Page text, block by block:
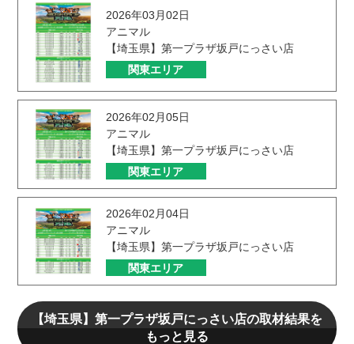
2026年03月02日
アニマル
【埼玉県】第一プラザ坂戸にっさい店
関東エリア
2026年02月05日
アニマル
【埼玉県】第一プラザ坂戸にっさい店
関東エリア
2026年02月04日
アニマル
【埼玉県】第一プラザ坂戸にっさい店
関東エリア
【埼玉県】第一プラザ坂戸にっさい店の取材結果を
もっと見る